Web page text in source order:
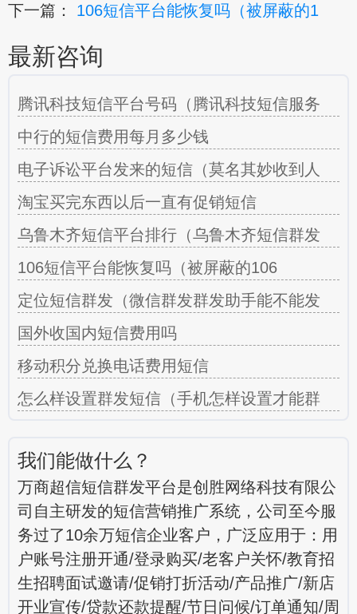
下一篇： 106短信平台能恢复吗（被屏蔽的1
最新咨询
腾讯科技短信平台号码（腾讯科技短信服务
中行的短信费用每月多少钱
电子诉讼平台发来的短信（莫名其妙收到人
淘宝买完东西以后一直有促销短信
乌鲁木齐短信平台排行（乌鲁木齐短信群发
106短信平台能恢复吗（被屏蔽的106
定位短信群发（微信群发群发助手能不能发
国外收国内短信费用吗
移动积分兑换电话费用短信
怎么样设置群发短信（手机怎样设置才能群
我们能做什么？
万商超信短信群发平台是创胜网络科技有限公
司自主研发的短信营销推广系统，公司至今服
务过了10余万短信企业客户，广泛应用于：用
户账号注册开通/登录购买/老客户关怀/教育招
生招聘面试邀请/促销打折活动/产品推广/新店
开业宣传/贷款还款提醒/节日问候/订单通知/周